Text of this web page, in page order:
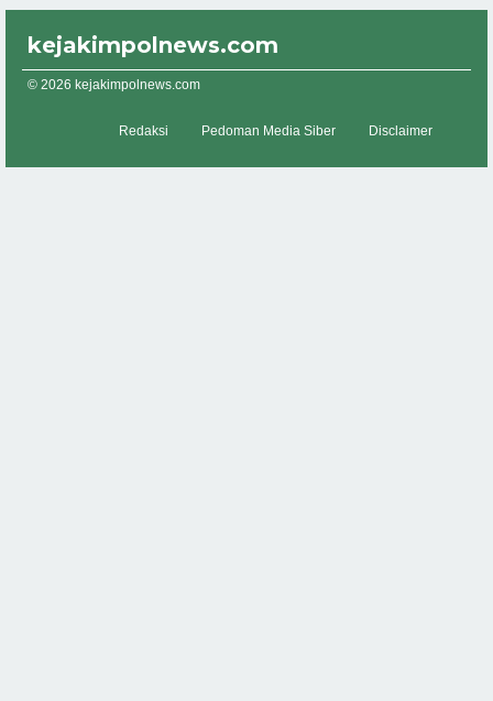
kejakimpolnews.com
© 2026 kejakimpolnews.com
Redaksi Pedoman Media Siber Disclaimer